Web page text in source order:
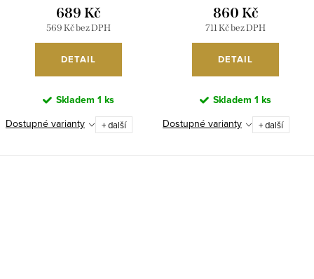
569 Kč bez DPH
689 Kč
DETAIL
Skladem 1 ks
Dostupné varianty
+ další
711 Kč bez DPH
860 Kč
DETAIL
Skladem 1 ks
Dostupné varianty
+ další